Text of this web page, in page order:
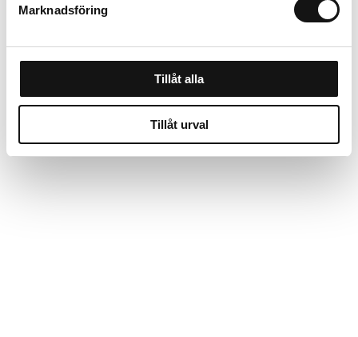
Marknadsföring
Tillåt alla
Tillåt urval